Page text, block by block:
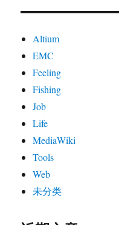
Altium
EMC
Feeling
Fishing
Job
Life
MediaWiki
Tools
Web
未分类